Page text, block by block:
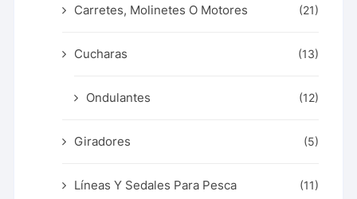
Carretes, Molinetes O Motores (21)
Cucharas (13)
Ondulantes (12)
Giradores (5)
Líneas Y Sedales Para Pesca (11)